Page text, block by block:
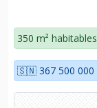
350 m²
🇸🇳 367 500 000